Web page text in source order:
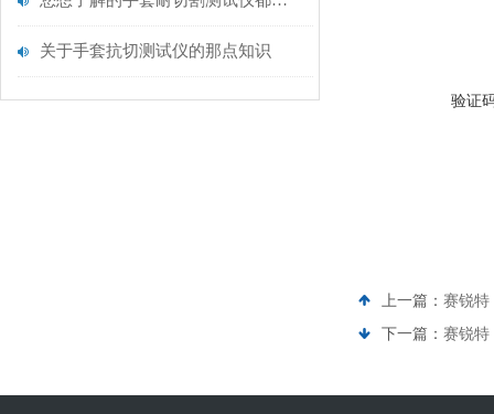
关于手套抗切测试仪的那点知识
验证
上一篇： 赛锐特
下一篇： 赛锐特